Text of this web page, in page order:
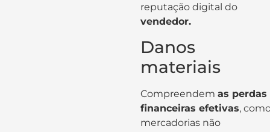
reputação digital do
vendedor.
Danos
materiais
Compreendem as perdas
financeiras efetivas,
mercadorias não